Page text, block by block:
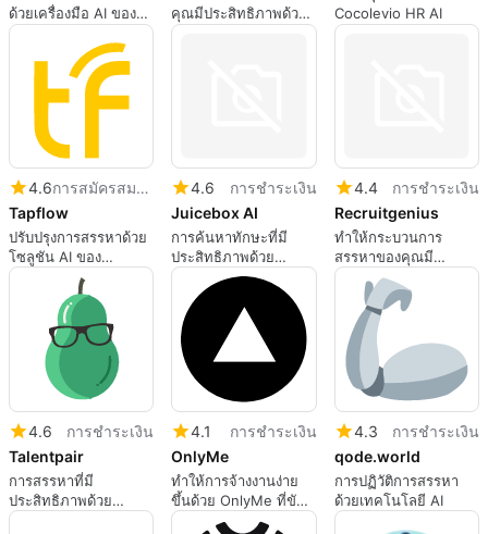
ด้วยเครื่องมือ AI ของ
uBest
คุณมีประสิทธิภาพด้วย
DeepBrain
Cocolevio HR AI
4.6
การสมัครสมาชิก
Tapflow
ปรับปรุงการสรรหาด้วย
โซลูชัน AI ของ
Tapflow
4.6
การชำระเงิน
Juicebox AI
การค้นหาทักษะที่มี
ประสิทธิภาพด้วย
Juicebox AI
4.4
การชำระเงิน
Recruitgenius
ทำให้กระบวนการ
สรรหาของคุณมี
ประสิทธิภาพด้วย
RecruitGenius.ai
4.6
การชำระเงิน
Talentpair
การสรรหาที่มี
ประสิทธิภาพด้วย
เทคโนโลยี AI
4.1
การชำระเงิน
OnlyMe
ทำให้การจ้างงานง่าย
ขึ้นด้วย OnlyMe ที่ขับ
เคลื่อนด้วย AI
4.3
การชำระเงิน
qode.world
การปฏิวัติการสรรหา
ด้วยเทคโนโลยี AI